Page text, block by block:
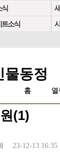
식
트소식
물동정
홈
(1)
23-12-13 16:35